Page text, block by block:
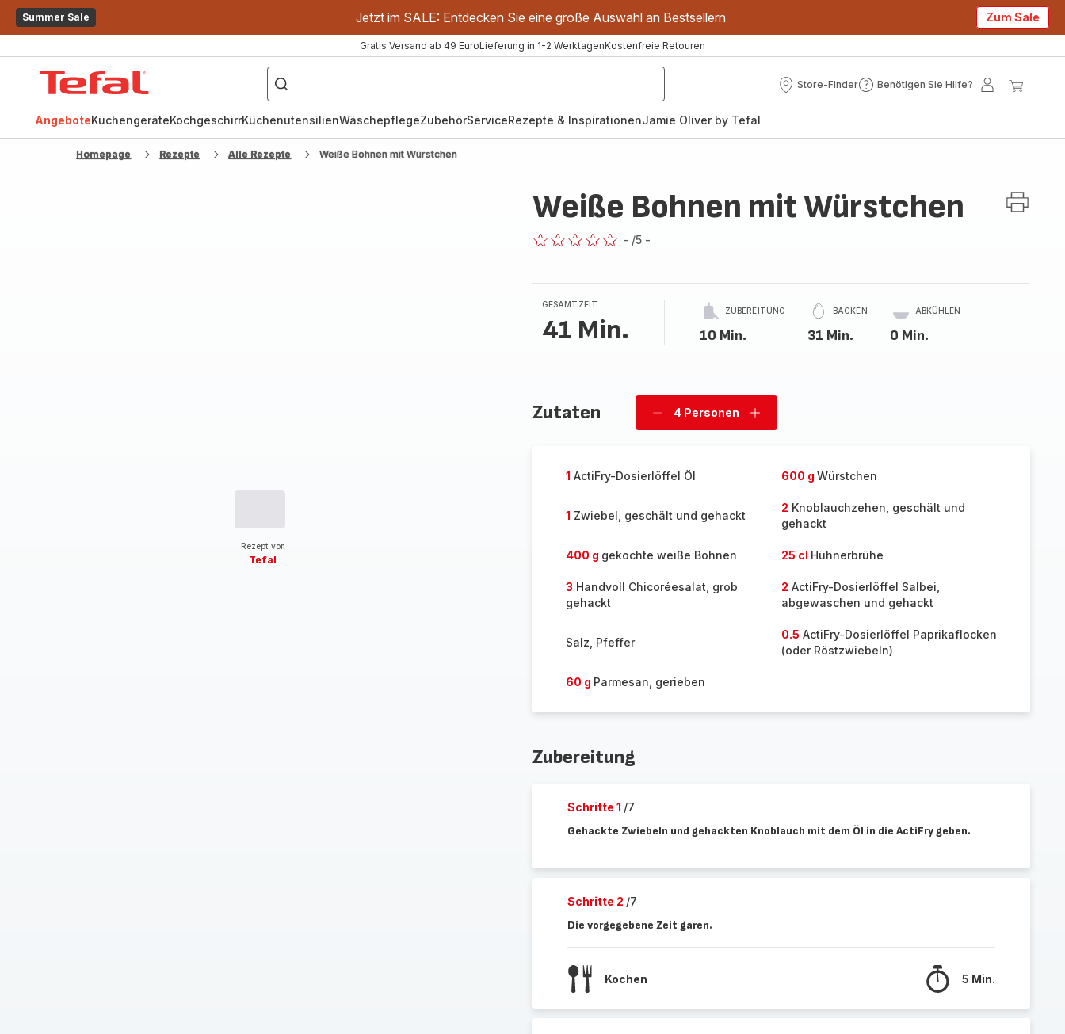
Summer Sale Jetzt im SALE: Entdecken Sie eine große Auswahl an Bestsellern Zum Sale
Gratis Versand ab 49 EuroLieferung in 1-2 WerktagenKostenfreie Retouren
["OptiGrill","Easy
Fry","Pfanne"]
Store-Finder
Store-
Benötigen Sie Hilfe?
Benötigen
Mein
AngeboteKüchengeräteKochgeschirrKüchenutensilienWäschepflegeZubehörServiceRezepte & InspirationenJamie Oliver by Tefal
Homepage Rezepte Alle Rezepte Weiße Bohnen mit Würstchen
Rezept von
Tefal
Weiße Bohnen mit Würstchen
- /5 -
GESAMTZEIT
41 Min.
ZUBEREITUNG
10 Min.
BACKEN
31 Min.
ABKÜHLEN
0 Min.
Zutaten
Personen
4 Personen
Personen
1 ActiFry-Dosierlöffel Öl 600 g Würstchen
1 Zwiebel, geschält und gehackt
2 Knoblauchzehen, geschält und
gehackt
400 g gekochte weiße Bohnen 25 cl Hühnerbrühe
3 Handvoll Chicoréesalat, grob
gehackt
2 ActiFry-Dosierlöffel Salbei,
abgewaschen und gehackt
Salz, Pfeffer
0.5 ActiFry-Dosierlöffel Paprikaflocken
(oder Röstzwiebeln)
60 g Parmesan, gerieben
Zubereitung
Schritte 1 /7
Gehackte Zwiebeln und gehackten Knoblauch mit dem Öl in die ActiFry geben.
Schritte 2 /7
Die vorgegebene Zeit garen.
Kochen 5 Min.